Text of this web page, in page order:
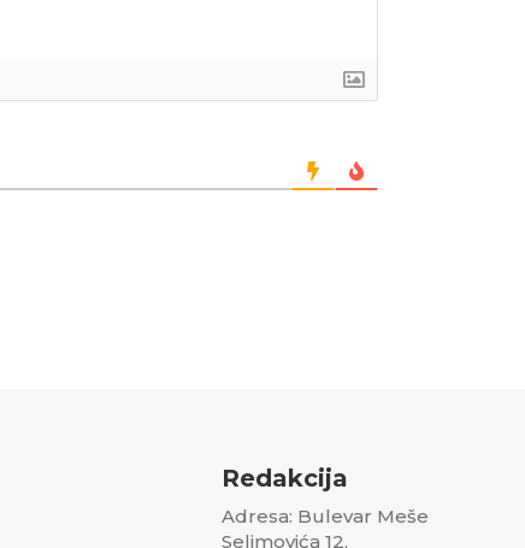
Redakcija
Adresa: Bulevar Meše
Selimovića 12,